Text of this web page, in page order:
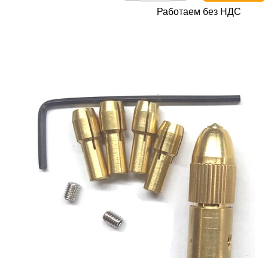
Работаем без НДС